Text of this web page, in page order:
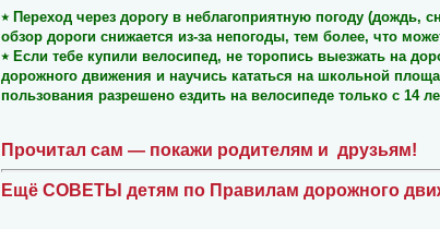
٭ Переход через дорогу в неблагоприятную погоду (дождь,
обзор дороги снижается из-за непогоды, тем более, что
٭ Если тебе купили велосипед, не торопись выезжать на
дорожного движения и научись кататься на школьной
пользования разрешено ездить на велосипеде только с 14
Прочитал сам — покажи родителям и друзьям!
Ещё СОВЕТЫ детям по Правилам дорожного